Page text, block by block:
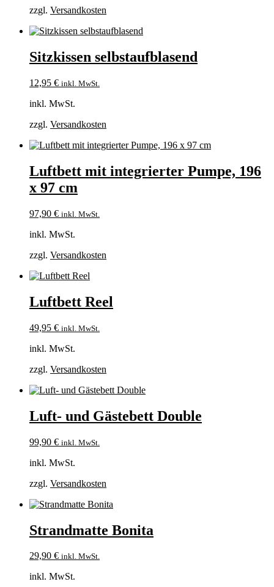
zzgl. Versandkosten
Sitzkissen selbstaufblasend
12,95 € inkl. MwSt.
inkl. MwSt.
zzgl. Versandkosten
Luftbett mit integrierter Pumpe, 196
x 97 cm
97,90 € inkl. MwSt.
inkl. MwSt.
zzgl. Versandkosten
Luftbett Reel
49,95 € inkl. MwSt.
inkl. MwSt.
zzgl. Versandkosten
Luft- und Gästebett Double
99,90 € inkl. MwSt.
inkl. MwSt.
zzgl. Versandkosten
Strandmatte Bonita
29,90 € inkl. MwSt.
inkl. MwSt.